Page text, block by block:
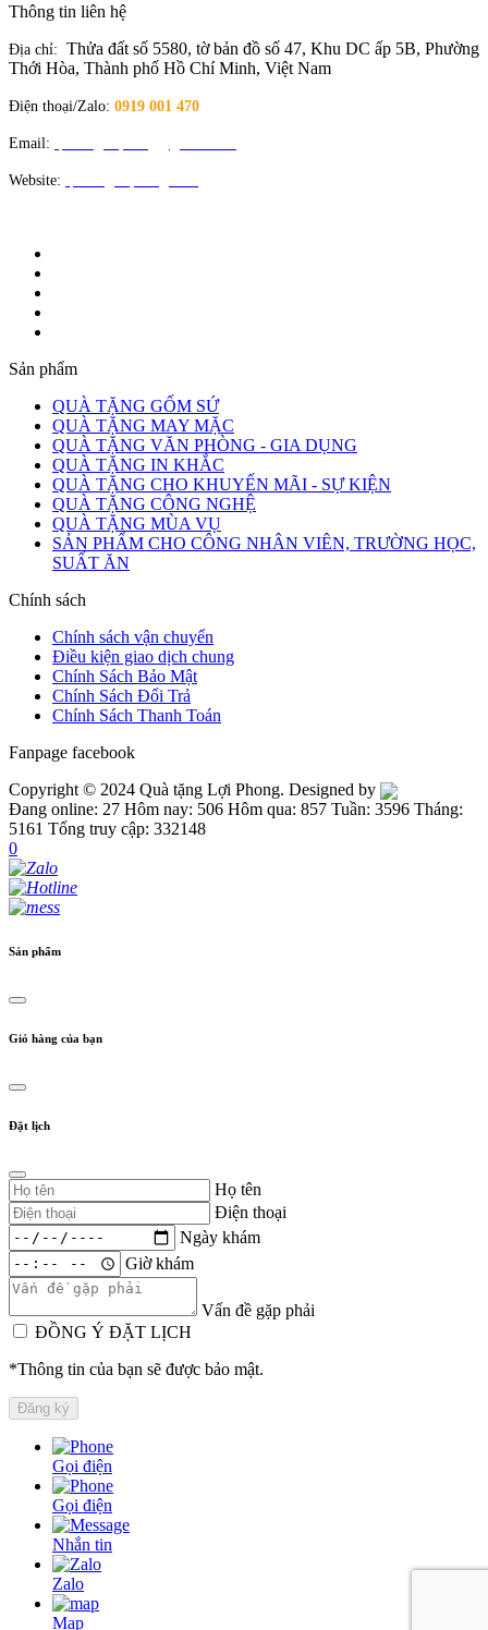
Thông tin liên hệ
Địa chỉ: Thửa đất số 5580, tờ bản đồ số 47, Khu DC ấp 5B, Phường
Thới Hòa, Thành phố Hồ Chí Minh, Việt Nam
Điện thoại/Zalo: 0919 001 470
Email:
Website:
Sản phẩm
QUÀ TẶNG GỐM SỨ
QUÀ TẶNG MAY MẶC
QUÀ TẶNG VĂN PHÒNG - GIA DỤNG
QUÀ TẶNG IN KHẮC
QUÀ TẶNG CHO KHUYẾN MÃI - SỰ KIỆN
QUÀ TẶNG CÔNG NGHỆ
QUÀ TẶNG MÙA VỤ
SẢN PHẨM CHO CÔNG NHÂN VIÊN, TRƯỜNG HỌC,
SUẤT ĂN
Chính sách
Chính sách vận chuyển
Điều kiện giao dịch chung
Chính Sách Bảo Mật
Chính Sách Đổi Trả
Chính Sách Thanh Toán
Fanpage facebook
Copyright © 2024 Quà tặng Lợi Phong. Designed by
Đang online: 27 Hôm nay: 506 Hôm qua: 857 Tuần: 3596 Tháng:
5161 Tổng truy cập: 332148
0
Sản phẩm
Giỏ hàng của bạn
Đặt lịch
Họ tên
Điện thoại
Ngày khám
Giờ khám
Vấn đề gặp phải
ĐỒNG Ý ĐẶT LỊCH
*Thông tin của bạn sẽ được bảo mật.
Gọi điện
Gọi điện
Nhắn tin
Zalo
Map